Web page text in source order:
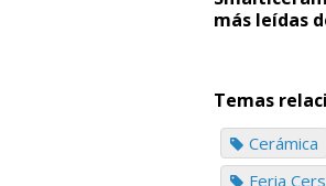
más leídas
Temas
Cerámica
Feria